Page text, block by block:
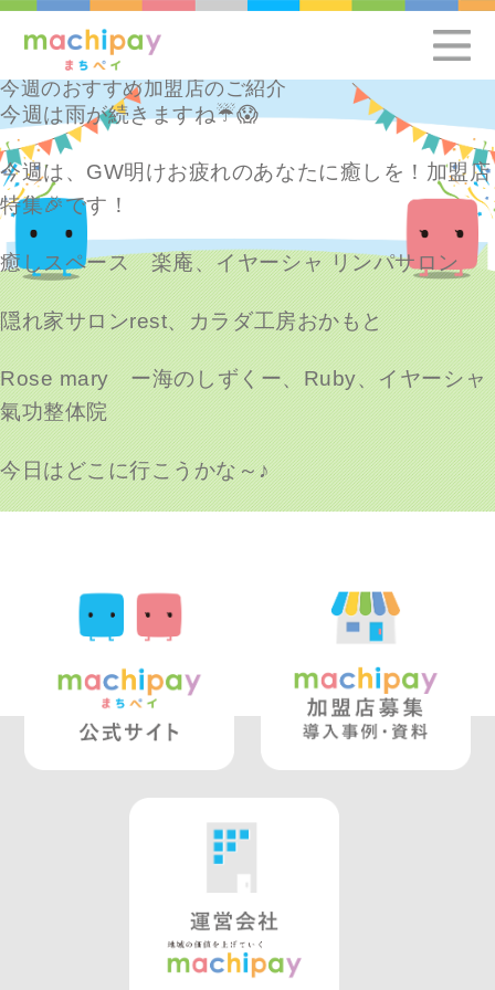
今週のおすすめ加盟店のご紹介
今週は雨が続きますね☔😱
今週は、GW明けお疲れのあなたに癒しを！加盟店
特集🎉です！
癒しスペース 楽庵、イヤーシャ リンパサロン
隠れ家サロンrest、カラダ工房おかもと
Rose mary ー海のしずくー、Ruby、イヤーシャ
氣功整体院
今日はどこに行こうかな～♪